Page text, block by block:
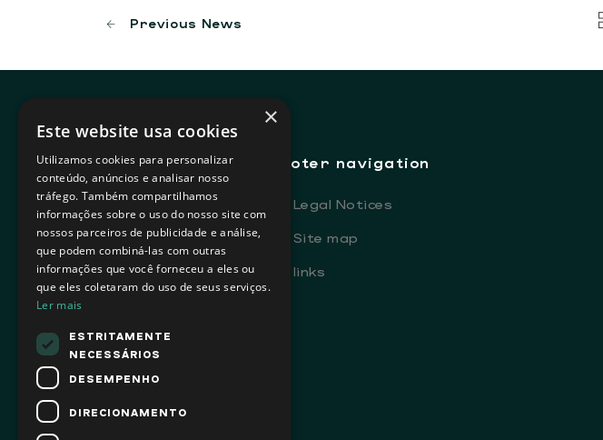
Previous News
Footer navigation
Legal Notices
Site map
links
×
Este website usa cookies
Utilizamos cookies para personalizar
conteúdo, anúncios e analisar nosso
tráfego. Também compartilhamos
informações sobre o uso do nosso site com
nossos parceiros de publicidade e análise,
que podem combiná-las com outras
informações que você forneceu a eles ou
que eles coletaram do uso de seus serviços.
Ler mais
ESTRITAMENTE
NECESSÁRIOS
DESEMPENHO
DIRECIONAMENTO